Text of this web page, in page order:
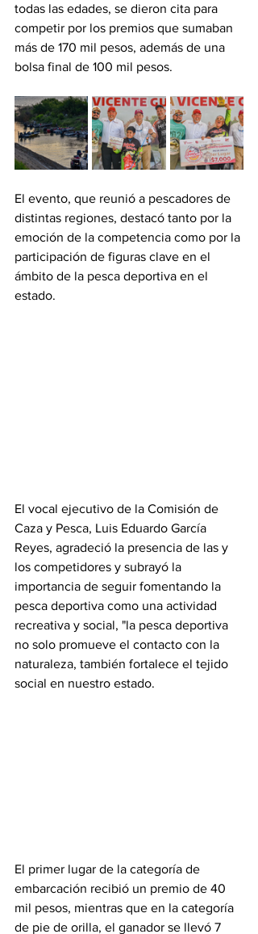
todas las edades, se dieron cita para
competir por los premios que sumaban
más de 170 mil pesos, además de una
bolsa final de 100 mil pesos.
El evento, que reunió a pescadores de
distintas regiones, destacó tanto por la
emoción de la competencia como por la
participación de figuras clave en el
ámbito de la pesca deportiva en el
estado.
El vocal ejecutivo de la Comisión de
Caza y Pesca, Luis Eduardo García
Reyes, agradeció la presencia de las y
los competidores y subrayó la
importancia de seguir fomentando la
pesca deportiva como una actividad
recreativa y social, "la pesca deportiva
no solo promueve el contacto con la
naturaleza, también fortalece el tejido
social en nuestro estado.
El primer lugar de la categoría de
embarcación recibió un premio de 40
mil pesos, mientras que en la categoría
de pie de orilla, el ganador se llevó 7